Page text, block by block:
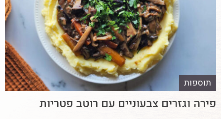
תוספות
פירה וגזרים צבעוניים עם רוטב פטריות